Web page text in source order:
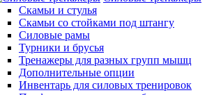
Скамьи и стулья
Скамьи со стойками под штангу
Силовые рамы
Турники и брусья
Тренажеры для разных групп мышц
Дополнительные опции
Инвентарь для силовых тренировок